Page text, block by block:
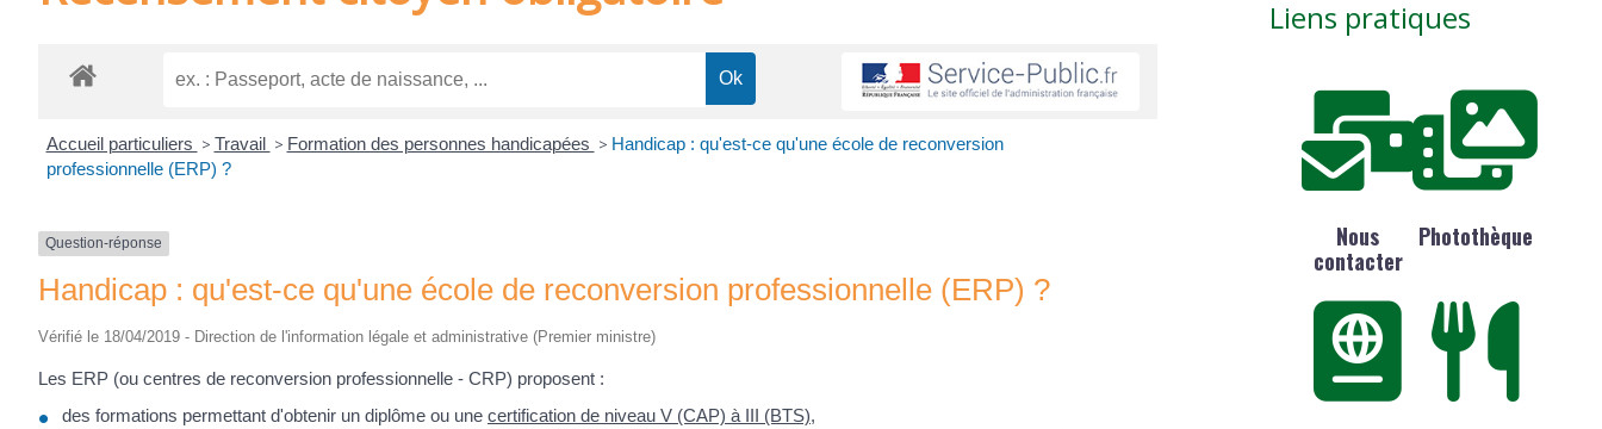
Accueil particuliers > Travail > Formation des personnes handicapées > Handicap : qu'est-ce qu'une école de reconversion
professionnelle (ERP) ?
Question-réponse
Handicap : qu'est-ce qu'une école de reconversion professionnelle (ERP) ?
Vérifié le 18/04/2019 - Direction de l'information légale et administrative (Premier ministre)
Les ERP (ou centres de reconversion professionnelle - CRP) proposent :
des formations permettant d'obtenir un diplôme ou une certification de niveau V (CAP) à III (BTS),
Liens pratiques
Nous
contacter
Photothèque